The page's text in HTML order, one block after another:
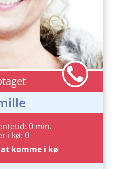
0 min.
i kø: 0
komme i kø